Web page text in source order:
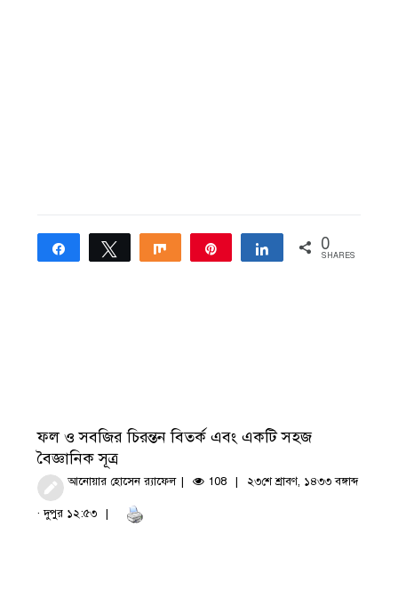
Share Tweet Share Share 0
SHARES
ফল ও সবজির চিরন্তন বিতর্ক এবং একটি সহজ
বৈজ্ঞানিক সূত্র
আনোয়ার হোসেন র‍্যাফেল 108 ২৩শে শ্রাবণ, ১৪৩৩ বঙ্গাব্দ
· দুপুর ১২:৫৩